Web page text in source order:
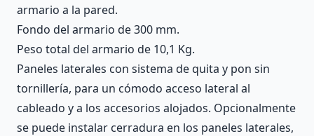
armario a la pared.
Fondo del armario de 300 mm.
Peso total del armario de 10,1 Kg.
Paneles laterales con sistema de quita y pon sin
tornillería, para un cómodo acceso lateral al
cableado y a los accesorios alojados. Opcionalmente
se puede instalar cerradura en los paneles laterales,